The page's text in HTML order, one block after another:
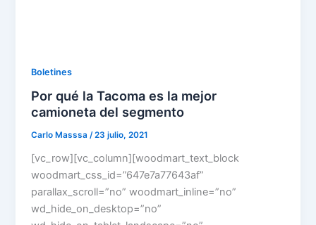
Boletines
Por qué la Tacoma es la mejor
camioneta del segmento
Carlo Masssa/23 julio, 2021
[vc_row][vc_column][woodmart_text_block
woodmart_css_id=”647e7a77643af”
parallax_scroll=”no” woodmart_inline=”no”
wd_hide_on_desktop=”no”